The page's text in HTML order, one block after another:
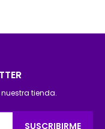
tienda.
SUSCRIBIRME